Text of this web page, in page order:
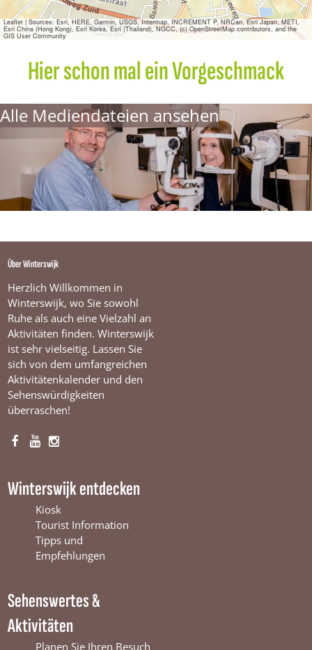
e
n
&
i
i
n
t
e
r
s
w
i
j
Leaflet|Sources: Esri, HERE, Garmin, USGS, Intermap, INCREMENT P, NRCan, Esri Japan, METI,
Esri China (Hong Kong), Esri Korea, Esri (Thailand), NGCC, (c) OpenStreetMap contributors, and the
GIS User Community
Hier schon mal ein Vorgeschmack
Alle Mediendateien ansehen
Über Winterswijk
Herzlich Willkommen in
Winterswijk, wo Sie sowohl
Ruhe als auch eine Vielzahl an
Aktivitäten finden. Winterswijk
ist sehr vielseitig. Lassen Sie
sich von dem umfangreichen
Aktivitätenkalender und den
Sehenswürdigkeiten
überraschen!
F
e
n
t
e
Y
T
u
b
e
W
t
e
r
s
I
t
a
g
r
a
i
t
e
Winterswijk entdecken
Kiosk
Tourist Information
Tipps und
Empfehlungen
Sehenswertes &
Aktivitäten
Planen Sie Ihren Besuch